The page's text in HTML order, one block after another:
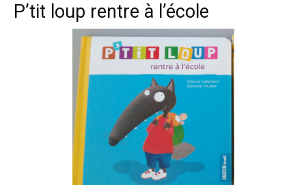
P’tit loup rentre à l’école